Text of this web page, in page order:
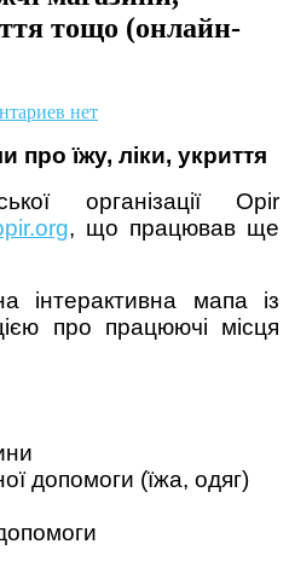
тощо (онлайн-
нет
їжу, ліки, укриття
організації Opir
, що працював ще
інтерактивна мапа із
про працюючі місця
допомоги (їжа, одяг)